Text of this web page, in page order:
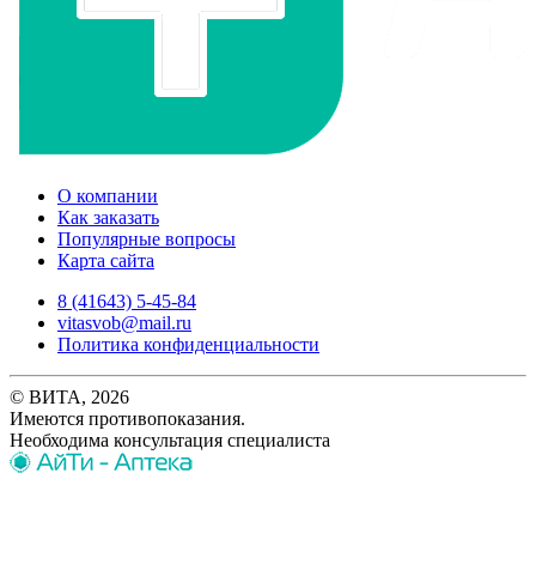
О компании
Как заказать
Популярные вопросы
Карта сайта
8 (41643) 5-45-84
vitasvob@mail.ru
Политика конфиденциальности
© ВИТА, 2026
Имеются противопоказания.
Необходима консультация специалиста